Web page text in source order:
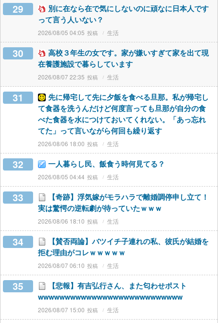
29
別に在なら在で気にしないのに頑なに日本人です
って言う人いない？
2026/08/05 04:05 生活
30
高校３年生の女です。家が嫌いすぎて家を出て現
在養護施設で暮らしています
2026/08/07 22:35 生活
31
先に帰宅して先に夕飯を食べる旦那。私が帰宅し
て食器を洗うんだけど何度言っても旦那が自分の食
べた食器を水につけておいてくれない。「あっ忘れ
てた」って言いながら何回も繰り返す
2026/08/06 18:00 生活
32 一人暮らし民、飯食う時何見てる？
2026/08/05 04:44 生活
33
【奇跡】浮気嫁がモラハラで離婚調停申し立て！
実は驚愕の逆転劇が待っていたｗｗｗ
2026/08/06 18:10 生活
34
【賛否両論】バツイチ子連れの私、彼氏が結婚を
拒む理由がコレｗｗｗｗｗ
2026/08/07 06:10 生活
35
【悲報】有吉弘行さん、また匂わせポスト
wwwwwwwwwwwwwwwwwwwwwwwwwww
2026/08/07 15:00 生活